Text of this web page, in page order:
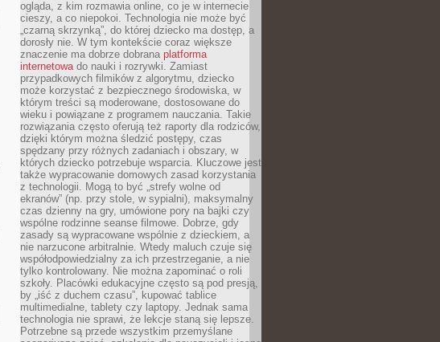
ogląda, z kim rozmawia online, co je w internecie
cieszy, a co niepokoi. Technologia nie może być
„czarną skrzynką”, do której dziecko ma dostęp, a
dorosły nie. W tym kontekście coraz większe
znaczenie ma dobrze dobrana platforma
internetowado nauki i rozrywki. Zamiast
przypadkowych filmików z algorytmu, dziecko
może korzystać z bezpiecznego środowiska, w
którym treści są moderowane, dostosowane do
wieku i powiązane z programem nauczania. Takie
rozwiązania często oferują też raporty dla rodziców,
dzięki którym można śledzić postępy, czas
spędzany przy różnych zadaniach i obszary, w
których dziecko potrzebuje wsparcia. Kluczowe jest
także wypracowanie domowych zasad korzystania
z technologii. Mogą to być „strefy wolne od
ekranów” (np. przy stole, w sypialni), maksymalny
czas dzienny na gry, umówione pory na bajki czy
wspólne rodzinne seanse filmowe. Dobrze, gdy
zasady są wypracowane wspólnie z dzieckiem, a
nie narzucone arbitralnie. Wtedy maluch czuje się
współodpowiedzialny za ich przestrzeganie, a nie
tylko kontrolowany. Nie można zapominać o roli
szkoły. Placówki edukacyjne często są pod presją,
by „iść z duchem czasu”, kupować tablice
multimedialne, tablety czy laptopy. Jednak sama
technologia nie sprawi, że lekcje staną się lepsze.
Potrzebne są przede wszystkim przemyślane